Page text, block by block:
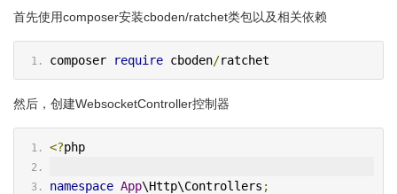
首先使用composer安装cboden/ratchet类包以及相关依赖
composer require cboden/ratchet
然后，创建WebsocketController控制器
<?php
namespace App\Http\Controllers ;